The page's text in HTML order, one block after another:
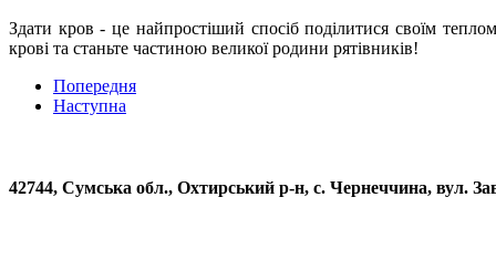
Здати кров - це найпростіший спосіб поділитися своїм
крові та станьте частиною великої родини рятівників!
Попередня
Наступна
42744, Сумська обл., Охтирський р-н, с. Чернеччина,